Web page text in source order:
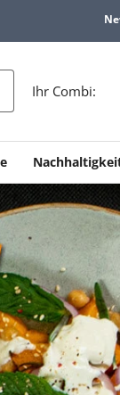
Ihr Combi: